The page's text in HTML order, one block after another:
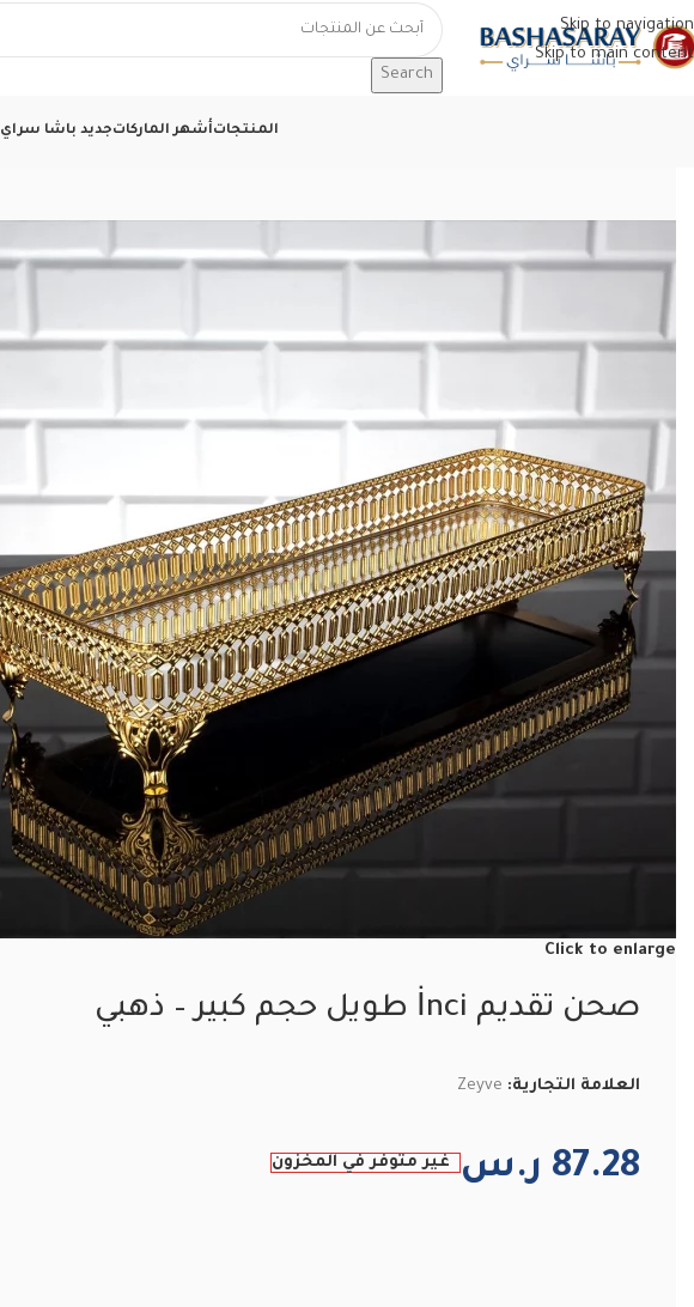
Skip to navigation
Skip to main content
Search
المنتجاتأشهر الماركاتجديد باشا سراي
Click to enlarge
صحن تقديم İnci طويل حجم كبير – ذهبي
العلامة التجارية: Zeyve
87.28 ر.س غير متوفر في المخزون